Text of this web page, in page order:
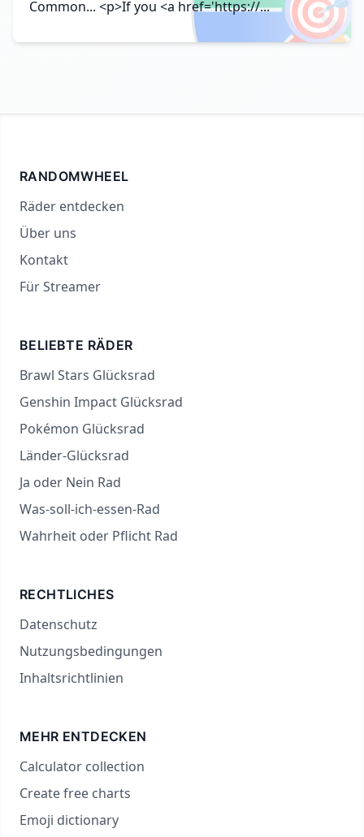
Common... <p>If you <a href='https://...
RANDOMWHEEL
Räder entdecken
Über uns
Kontakt
Für Streamer
BELIEBTE RÄDER
Brawl Stars Glücksrad
Genshin Impact Glücksrad
Pokémon Glücksrad
Länder-Glücksrad
Ja oder Nein Rad
Was-soll-ich-essen-Rad
Wahrheit oder Pflicht Rad
RECHTLICHES
Datenschutz
Nutzungsbedingungen
Inhaltsrichtlinien
MEHR ENTDECKEN
Calculator collection
Create free charts
Emoji dictionary